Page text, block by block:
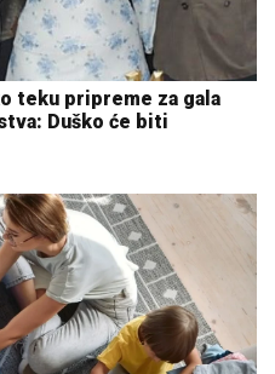
teku pripreme za gala
Duško će biti